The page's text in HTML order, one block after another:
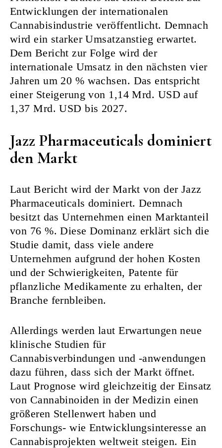
Entwicklungen der internationalen
Cannabisindustrie veröffentlicht. Demnach
wird ein starker Umsatzanstieg erwartet.
Dem Bericht zur Folge wird der
internationale Umsatz in den nächsten vier
Jahren um 20 % wachsen. Das entspricht
einer Steigerung von 1,14 Mrd. USD auf
1,37 Mrd. USD bis 2027.
Jazz Pharmaceuticals dominiert
den Markt
Laut Bericht wird der Markt von der Jazz
Pharmaceuticals dominiert. Demnach
besitzt das Unternehmen einen Marktanteil
von 76 %. Diese Dominanz erklärt sich die
Studie damit, dass viele andere
Unternehmen aufgrund der hohen Kosten
und der Schwierigkeiten, Patente für
pflanzliche Medikamente zu erhalten, der
Branche fernbleiben.
Allerdings werden laut Erwartungen neue
klinische Studien für
Cannabisverbindungen und -anwendungen
dazu führen, dass sich der Markt öffnet.
Laut Prognose wird gleichzeitig der Einsatz
von Cannabinoiden in der Medizin einen
größeren Stellenwert haben und
Forschungs- wie Entwicklungsinteresse an
Cannabisprojekten weltweit steigen. Ein